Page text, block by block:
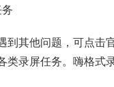
其他问题，可点击
录屏任务。嗨格式